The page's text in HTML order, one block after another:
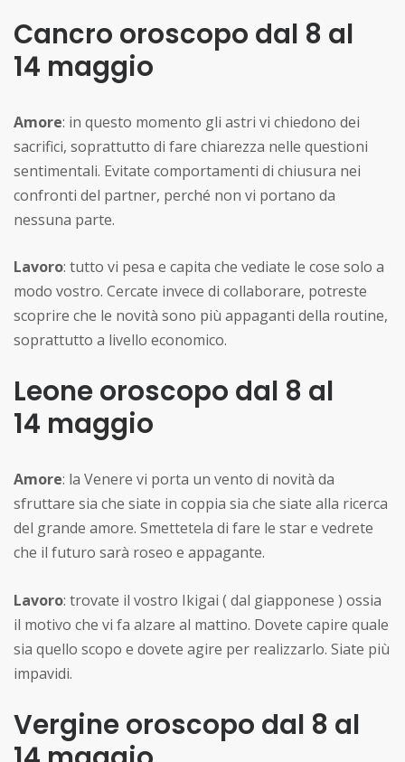
Cancro oroscopo dal 8 al
14 maggio
Amore: in questo momento gli astri vi chiedono dei
sacrifici, soprattutto di fare chiarezza nelle questioni
sentimentali. Evitate comportamenti di chiusura nei
confronti del partner, perché non vi portano da
nessuna parte.
Lavoro: tutto vi pesa e capita che vediate le cose solo a
modo vostro. Cercate invece di collaborare, potreste
scoprire che le novità sono più appaganti della routine,
soprattutto a livello economico.
Leone oroscopo dal 8 al
14 maggio
Amore: la Venere vi porta un vento di novità da
sfruttare sia che siate in coppia sia che siate alla ricerca
del grande amore. Smettetela di fare le star e vedrete
che il futuro sarà roseo e appagante.
Lavoro: trovate il vostro Ikigai ( dal giapponese ) ossia
il motivo che vi fa alzare al mattino. Dovete capire quale
sia quello scopo e dovete agire per realizzarlo. Siate più
impavidi.
Vergine oroscopo dal 8 al